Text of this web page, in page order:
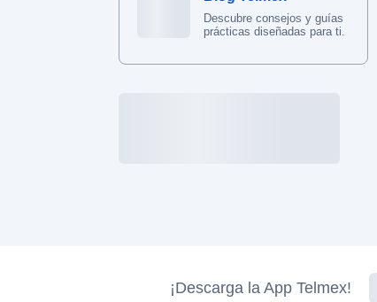
Descubre consejos y guías
prácticas diseñadas para ti.
¡Descarga la App Telmex!